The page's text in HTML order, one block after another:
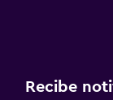
Recibe